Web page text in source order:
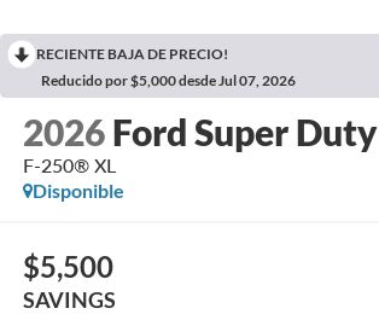
RECIENTE BAJA DE PRECIO!
Reducido por $5,000 desde Jul 07, 2026
2026 Ford Super Duty
F-250® XL
Disponible
$5,500
SAVINGS